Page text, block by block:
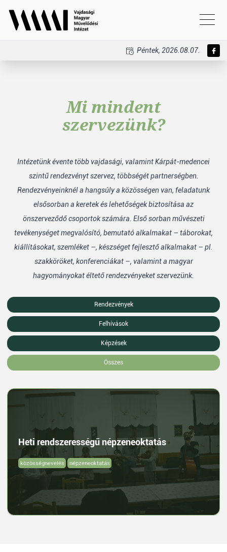
Péntek, 2026.08.07.
Mi mindent
szervezünk?
Intézetünk évente több vajdasági, valamint Kárpát-medencei
szintű rendezvényt szervez, többségét partnerségben.
Rendezvényeinknél a hangsúly a közösségen van, feladatunk
elsősorban a keretek és lehetőségek biztosítása az
önszerveződő csoportok számára. Első sorban művészeti
tevékenységet megvalósító, bemutató alkalmakat – táborokat,
kiállításokat, szemléket –, készséget fejlesztő alkalmakat – pl.
szakköröket, konferenciákat –, valamint a magyar
hagyományokat éltető rendezvényeket szervezünk.
Rendezvények
Felhívások
Képzések
Összes
Heti rendszerességű népzeneoktatás
közösségnevelés népzeneoktatás